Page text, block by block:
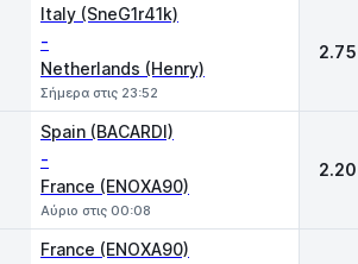
Italy (SneG1r41k)
-
Netherlands (Henry)
Σήμερα στις 23:52
2.75
Spain (BACARDI)
-
France (ENOXA90)
Αύριο στις 00:08
2.20
France (ENOXA90)